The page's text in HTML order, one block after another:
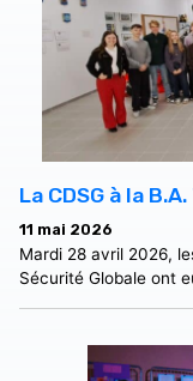
La CDSG à la
11 mai 2026
Mardi 28 avril 2026,
Sécurité Globale ont